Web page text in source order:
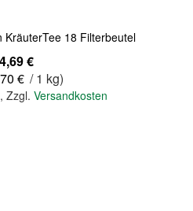
KräuterTee 18 Filterbeutel
4,69 €
€ / 1 kg)
, Zzgl. Versandkosten